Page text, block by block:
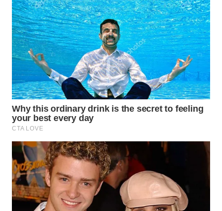
WN
KEPULAUAN
SERIBU
WN
TANGERANG
WN
BINJAI
WN
CIREBON
WN
INDRAMAYU
WN